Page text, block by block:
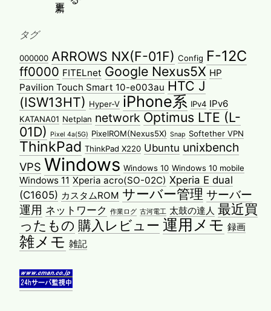
タグ
000000 ARROWS NX(F-01F) Config F-12C
ff0000 FITELnet Google Nexus5X HP
Pavilion Touch Smart 10-e003au HTC J
(ISW13HT) Hyper-V iPhone系 IPv4 IPv6
KATANA01 Netplan network Optimus LTE (L-
01D)
Pixel 4a(5G) PixelROM(Nexus5X) Snap Softether VPN
ThinkPad ThinkPad X220 Ubuntu unixbench
VPS Windows Windows 10 Windows 10 mobile
Windows 11 Xperia acro(SO-02C) Xperia E dual
(C1605) カスタムROM サーバー管理 サーバー
運用 ネットワーク 作業ログ 古河電工 太鼓の達人 最近買
ったもの 購入レビュー 運用メモ 録画
雑メモ 雑記